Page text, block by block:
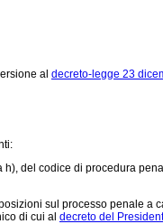
al decreto-legge 23
del codice di procedura
sul processo penale a
di cui al decreto del